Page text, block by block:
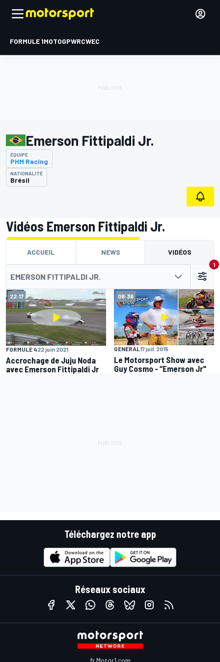
FORMULE 1MOTOGPWRCWEC
Emerson Fittipaldi Jr.
ÉQUIPE
PHM Racing
NATIONALITÉ
Brésil
Vidéos Emerson Fittipaldi Jr.
ACCUEIL NEWS VIDÉOS
EMERSON FITTIPALDI JR.
1
22:17
FORMULE 422 juin 2021
Accrochage de Juju Noda
avec Emerson Fittipaldi Jr
08:36
GENERAL17 juil. 2015
Le Motorsport Show avec
Guy Cosmo - “Emerson Jr"
Téléchargez notre app
Réseaux sociaux